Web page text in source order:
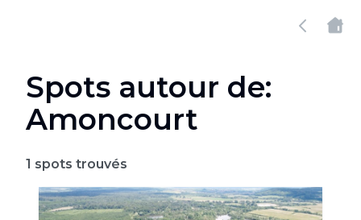
Spots autour de:
Amoncourt
1 spots trouvés